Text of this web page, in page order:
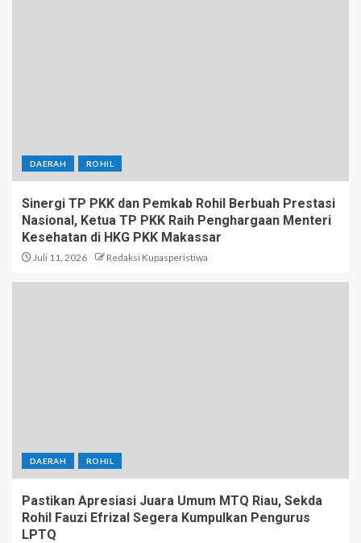
DAERAH ROHIL
Sinergi TP PKK dan Pemkab Rohil Berbuah Prestasi
Nasional, Ketua TP PKK Raih Penghargaan Menteri
Kesehatan di HKG PKK Makassar
Juli 11, 2026 Redaksi Kupasperistiwa
DAERAH ROHIL
Pastikan Apresiasi Juara Umum MTQ Riau, Sekda
Rohil Fauzi Efrizal Segera Kumpulkan Pengurus
LPTQ